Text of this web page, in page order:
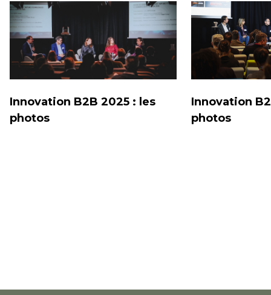
Innovation B2B 2025 : les
photos
Innovation
photos